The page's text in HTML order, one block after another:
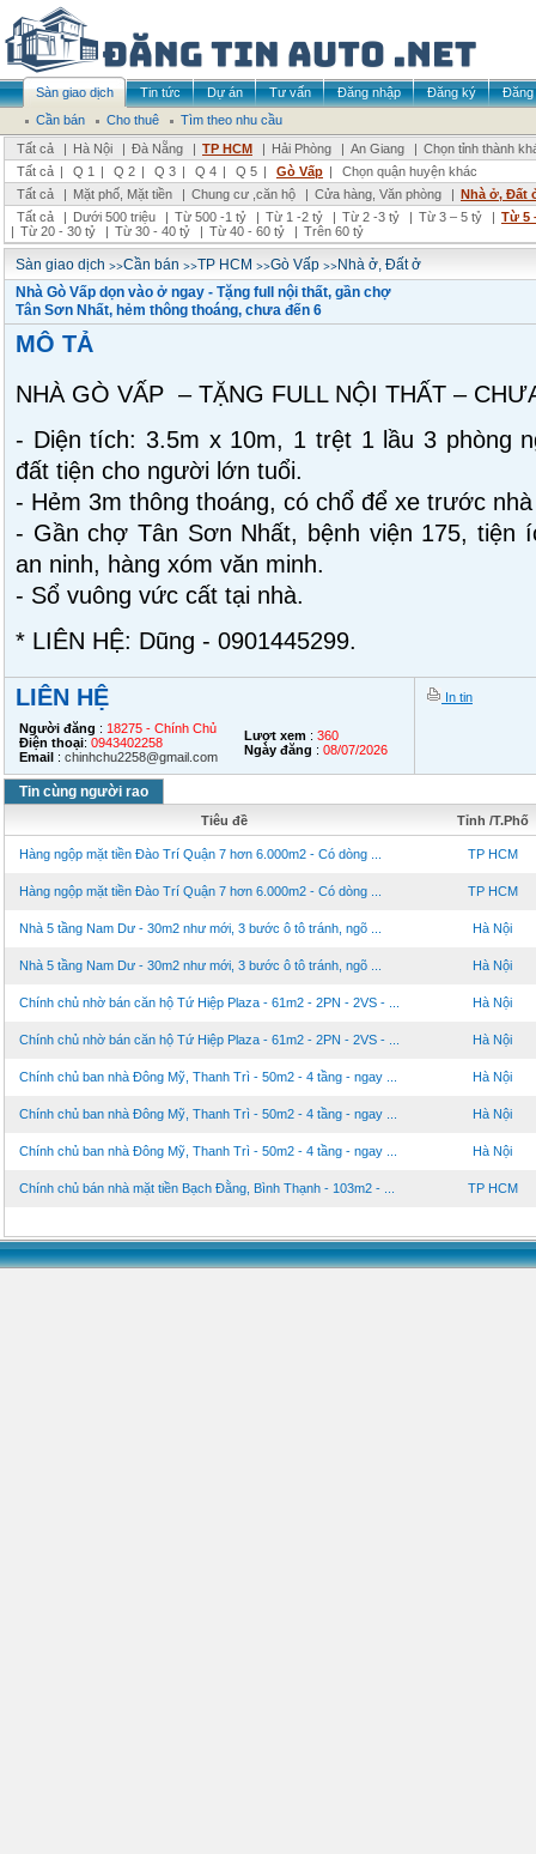
Sàn giao dịch Tin tức Dự án Tư vấn Đăng nhập Đăng ký
Đăng
Cần bán
Cho thuê
Tìm theo nhu cầu
Tất cả
| Hà Nội | Đà Nẵng | TP HCM | Hải Phòng | An Giang | Chọn tỉnh thành
Tất cả | Q 1 | Q 2 | Q 3 | Q 4 | Q 5 | Gò Vấp |
Chọn quận huyện khác
Tất cả
| Mặt phố, Mặt tiền | Chung cư ,căn hộ | Cửa hàng, Văn phòng | Nhà ở, Đất
Tất cả
| Dưới 500 triệu | Từ 500 -1 tỷ | Từ 1 -2 tỷ | Từ 2 -3 tỷ | Từ 3 – 5 tỷ | Từ 5
| Từ 20 - 30 tỷ | Từ 30 - 40 tỷ | Từ 40 - 60 tỷ | Trên 60 tỷ
Sàn giao dịch >>Cần bán >>TP HCM >>Gò Vấp >>Nhà ở, Đất ở
Nhà Gò Vấp dọn vào ở ngay - Tặng full nội thất, gần chợ
Tân Sơn Nhất, hẻm thông thoáng, chưa đến 6
MÔ TẢ
NHÀ GÒ VẤP – TẶNG FULL NỘI THẤT –
- Diện tích: 3.5m x 10m, 1 trệt 1 lầu 3 phòng
đất tiện cho người lớn tuổi.
- Hẻm 3m thông thoáng, có chổ để xe trước
- Gần chợ Tân Sơn Nhất, bệnh viện 175, tiện
an ninh, hàng xóm văn minh.
- Sổ vuông vức cất tại nhà.
* LIÊN HỆ: Dũng - 0901445299.
LIÊN HỆ
Người đăng : 18275 - Chính Chủ
Điện thoại: 0943402258
Email : chinhchu2258@gmail.com
Lượt xem : 360
Ngày đăng : 08/07/2026
In tin
Tin cùng người rao
Tiêu đề Tỉnh /T.Phố
Hàng ngộp mặt tiền Đào Trí Quận 7 hơn 6.000m2 - Có dòng ... TP HCM
Hàng ngộp mặt tiền Đào Trí Quận 7 hơn 6.000m2 - Có dòng ... TP HCM
Nhà 5 tầng Nam Dư - 30m2 như mới, 3 bước ô tô tránh, ngõ ... Hà Nội
Nhà 5 tầng Nam Dư - 30m2 như mới, 3 bước ô tô tránh, ngõ ... Hà Nội
Chính chủ nhờ bán căn hộ Tứ Hiệp Plaza - 61m2 - 2PN - 2VS - ... Hà Nội
Chính chủ nhờ bán căn hộ Tứ Hiệp Plaza - 61m2 - 2PN - 2VS - ... Hà Nội
Chính chủ ban nhà Đông Mỹ, Thanh Trì - 50m2 - 4 tầng - ngay ... Hà Nội
Chính chủ ban nhà Đông Mỹ, Thanh Trì - 50m2 - 4 tầng - ngay ... Hà Nội
Chính chủ ban nhà Đông Mỹ, Thanh Trì - 50m2 - 4 tầng - ngay ... Hà Nội
Chính chủ bán nhà mặt tiền Bạch Đằng, Bình Thạnh - 103m2 - ... TP HCM